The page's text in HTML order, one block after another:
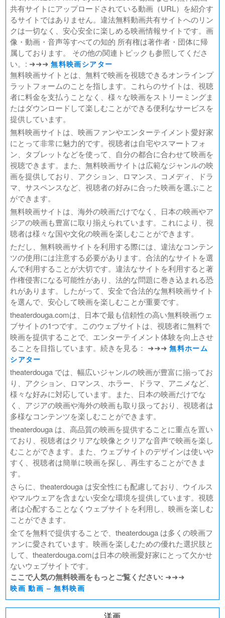
ゴールデンカムイ
FUKUYAMA MASAHARU LIVE FILM 言霊の幸わう夏
@NIPPON BUDOKAN 2023
春の画 SHUNGA
熱のあとに
Civil War（原題）
翔んで埼玉 ～琵琶湖より愛をこめて～
共有サイトにアップロードされている動画（URL）を紹介す
るサイトではありません。違法無料動画共有サイトへのリン
クは一切なく、安心安全に楽しめる映画情報サイトです。画
像・動画・音声等すべての知的 所有権は著作者・団体に帰
属しております。 その他の関連トピックも参照してくださ
い。: ➜➜➜無料映画シアター
無料映画サイトとは、無料で映画を視聴できるオンラインプ
ラットフォームのことを指します。これらのサイトは、視聴
者に料金を支払うことなく、様々な映画をストリーミングま
たはダウンロードして楽しむことができる便利なサービスを
提供しています。
無料映画サイトは、映画ファンやエンターテイメント愛好家
にとって非常に魅力的です。視聴者は自宅やスマートフォ
ン、タブレットなどを使って、自分の都合に合わせて映画を
視聴できます。また、無料映画サイトは広範なジャンルの映
画を提供しており、アクション、ロマンス、コメディ、ドラ
マ、サスペンスなど、視聴者の好みに合った映画を選ぶこと
ができます。
無料映画サイトは、海外の映画だけでなく、日本の映画やア
ジアの映画も豊富に取り揃えられています。これにより、視
聴者は様々な国や文化の映画を楽しむことができます。
ただし、無料映画サイトを利用する際には、違法なコンテン
ツの使用には注意する必要があります。合法的なサイトを選
んで利用することが大切です。違法なサイトを利用すると著
作権侵害になる可能性があり、法的な問題に巻き込まれる恐
れがあります。したがって、安全で合法的な無料映画サイト
を選んで、安心して映画を楽しむことが重要です。
theaterdouga.comは、日本で最も信頼性の高い無料映画ウェ
ブサイトの1つです。このウェブサイトは、視聴者に無料で
映画を提供することで、エンターテイメント体験を向上させ
ることを目指しています。続きを見る： ➜➜➜無料ホーム
シアター
theaterdouga では、幅広いジャンルの映画が豊富に揃ってお
り、アクション、ロマンス、ホラー、ドラマ、アニメなど、
様々な好みに対応しています。また、日本の映画だけでな
く、アジアの映画や海外の映画も取り扱っており、視聴者は
多様なコンテンツを楽しむことができます。
theaterdouga は、高品質の映画を提供することに重点を置い
ており、視聴者はクリアな映像とクリアな音声で映画を楽し
むことができます。また、ウェブサイトのデザインは使いや
すく、視聴者は簡単に映画を探し、再生することができま
す。
さらに、theaterdouga は安全性にも配慮しており、ウイルス
やマルウェアを含まない安全な環境を提供しています。視聴
者は心配することなくウェブサイトを利用し、映画を楽しむ
ことができます。
全てを無料で提供することで、theaterdouga は多くの映画フ
ァンに愛されています。映画を楽しむための優れた選択肢と
して、theaterdouga.comは日本の映画愛好家にとって欠かせ
ないウェブサイトです。
ここで人気の無料映画をもっとご覧ください: ➜➜➜
映画 動画 – 無料映画
洋画